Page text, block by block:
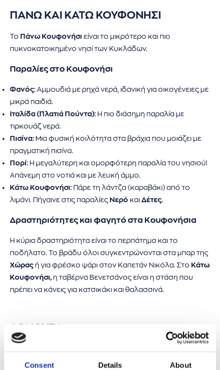
Consent Details About
ΠΑΝΩ ΚΑΙ ΚΑΤΩ ΚΟΥΦΟΝΗΣΙ
Το Πάνω Κουφονήσι είναι το μικρότερο και πιο
πυκνοκατοικημένο νησί των Κυκλάδων.
Παραλίες στο Κουφονήσι
Φανός: Αμμουδιά με ρηχά νερά, ιδανική για οικογένειες με
μικρά παιδιά.
Ιταλίδα (Πλατιά Πούντα): Η πιο διάσημη παραλία με
τιρκουάζ νερά.
Πισίνα: Μια φυσική κοιλότητα στα βράχια που μοιάζει με
πραγματική πισίνα.
Πορί: Η μεγαλύτερη και ομορφότερη παραλία του νησιού!
Απάνεμη στο νοτιά και με λευκή άμμο.
Κάτω Κουφονήσι: Πάρε τη λάντζα (καραβάκι) από το
λιμάνι. Πήγαινε στις παραλίες Νερό και Δέτες.
Δραστηριότητες και φαγητό στα Κουφονήσια
Η κύρια δραστηριότητα είναι το περπάτημα και το
ποδήλατο. Το βράδυ όλοι συγκεντρώνονται στα μπαρ της
Χώρας ή για φρέσκο ψάρι στον Καπετάν Νικόλα. Στο Κάτω
Κουφονήσι, η ταβέρνα Βενετσάνος είναι η στάση που
πρέπει να κάνεις για κατσικάκι και θαλασσινά.
ΔΟΝΟΥΣΑ
και έχει έναν πιο εναλλακτικό χαρακτήρα.